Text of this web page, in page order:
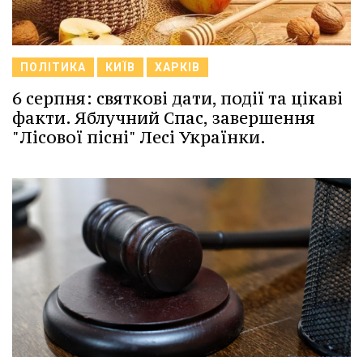
ПОЛІТИКА КИЇВ ХАРКІВ
6 серпня: святкові дати, події та цікаві
факти. Яблучний Спас, завершення
"Лісової пісні" Лесі Українки.